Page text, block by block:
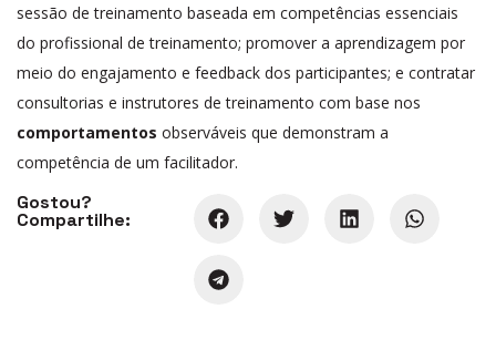
sessão de treinamento baseada em competências essenciais
do profissional de treinamento; promover a aprendizagem por
meio do engajamento e feedback dos participantes; e contratar
consultorias e instrutores de treinamento com base nos
comportamentos observáveis que demonstram a
competência de um facilitador.
Gostou?
Compartilhe: